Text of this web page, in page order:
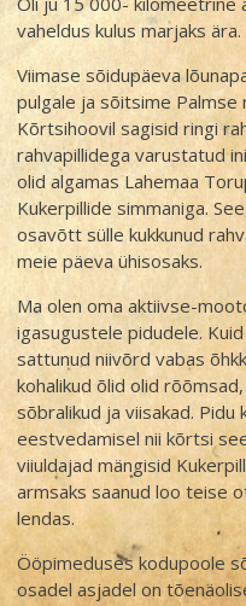
vaheldus kulus marjaks ära.
Viimase sõidupäeva
pulgale ja sõitsime
Kõrtsihoovil sagisid ringi
rahvapillidega varustatud
olid algamas Lahemaa
Kukerpillide simmaniga.
osavõtt sülle kukkunud
meie päeva ühisosaks.
Ma olen oma aktiivse-
igasugustele pidudele.
sattunud niivõrd vabas
kohalikud õlid olid
sõbralikud ja viisakad. Pidu
eestvedamisel nii kõrtsi
viiuldajad mängisid
armsaks saanud loo teise
lendas.
Ööpimeduses kodupoole
osadel asjadel on